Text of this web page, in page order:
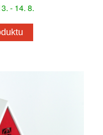
- 14. 8.